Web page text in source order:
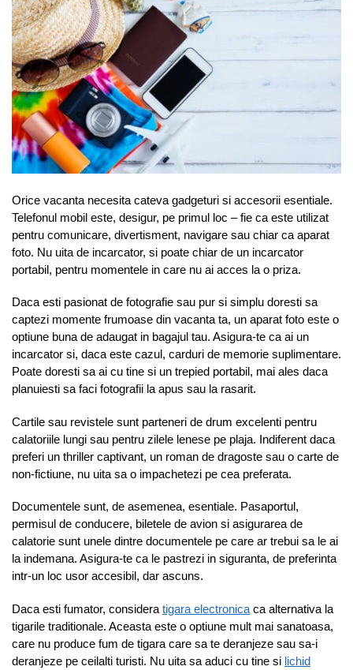
Orice vacanta necesita cateva gadgeturi si accesorii esentiale.
Telefonul mobil este, desigur, pe primul loc – fie ca este utilizat
pentru comunicare, divertisment, navigare sau chiar ca aparat
foto. Nu uita de incarcator, si poate chiar de un incarcator
portabil, pentru momentele in care nu ai acces la o priza.
Daca esti pasionat de fotografie sau pur si simplu doresti sa
captezi momente frumoase din vacanta ta, un aparat foto este o
optiune buna de adaugat in bagajul tau. Asigura-te ca ai un
incarcator si, daca este cazul, carduri de memorie suplimentare.
Poate doresti sa ai cu tine si un trepied portabil, mai ales daca
planuiesti sa faci fotografii la apus sau la rasarit.
Cartile sau revistele sunt parteneri de drum excelenti pentru
calatoriile lungi sau pentru zilele lenese pe plaja. Indiferent daca
preferi un thriller captivant, un roman de dragoste sau o carte de
non-fictiune, nu uita sa o impachetezi pe cea preferata.
Documentele sunt, de asemenea, esentiale. Pasaportul,
permisul de conducere, biletele de avion si asigurarea de
calatorie sunt unele dintre documentele pe care ar trebui sa le ai
la indemana. Asigura-te ca le pastrezi in siguranta, de preferinta
intr-un loc usor accesibil, dar ascuns.
Daca esti fumator, considera tigara electronica ca alternativa la
tigarile traditionale. Aceasta este o optiune mult mai sanatoasa,
care nu produce fum de tigara care sa te deranjeze sau sa-i
deranjeze pe ceilalti turisti. Nu uita sa aduci cu tine si lichid